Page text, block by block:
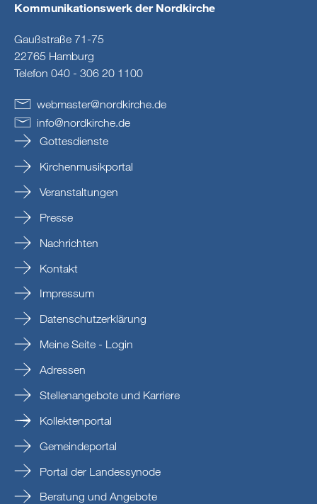
Kommunikationswerk der Nordkirche
Gaußstraße 71-75
22765 Hamburg
Telefon 040 - 306 20 1100
webmaster@nordkirche.de
info@nordkirche.de
Gottesdienste
Kirchenmusikportal
Veranstaltungen
Presse
Nachrichten
Kontakt
Impressum
Datenschutzerklärung
Meine Seite - Login
Adressen
Stellenangebote und Karriere
Kollektenportal
Gemeindeportal
Portal der Landessynode
Beratung und Angebote